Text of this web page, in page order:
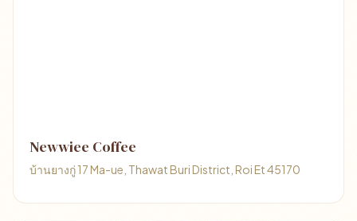
Newwiee Coffee
บ้านยางกู่ 17 Ma-ue, Thawat Buri District, Roi Et 45170